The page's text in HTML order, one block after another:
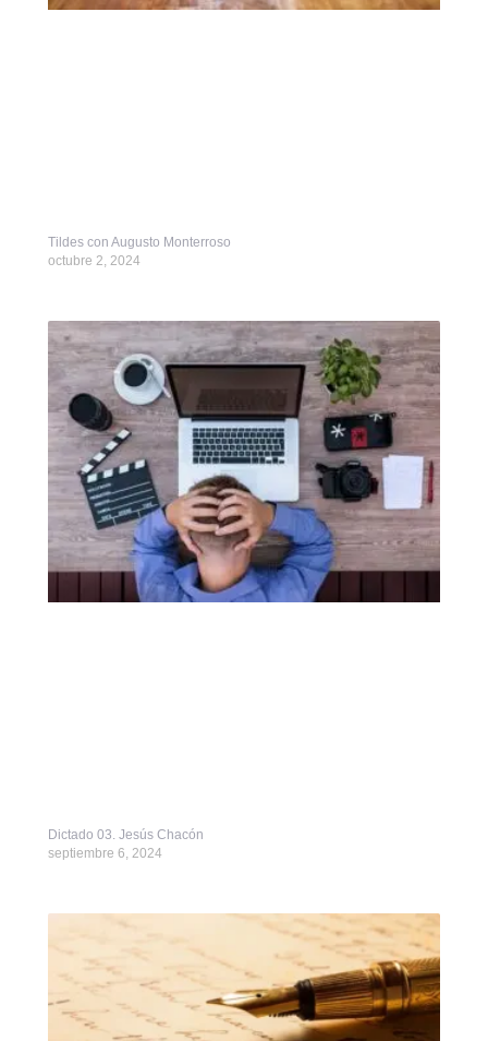
Tildes con Augusto Monterroso
octubre 2, 2024
Dictado 03. Jesús Chacón
septiembre 6, 2024